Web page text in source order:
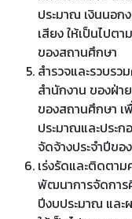
ประมาณ เงินนอก
เสียง ให้เป็นไปต
ของสถานศึกษา
สำรวจและรวบร
สำนักงาน ของฝ่า
ของสถานศึกษา เ
ประมาณและประ
จัดจ้างประจำปีขอ
เร่งรัดและติดตา
พัฒนาการจัดการ
ปีงบประมาณ และ